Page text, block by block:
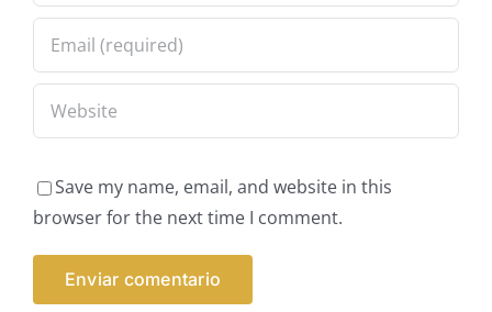
Save my name, email, and website in this
browser for the next time I comment.